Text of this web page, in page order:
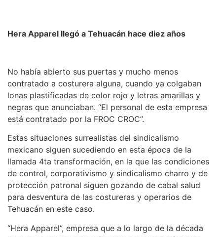
Hera Apparel llegó a Tehuacán hace diez años
No había abierto sus puertas y mucho menos
contratado a costurera alguna, cuando ya colgaban
lonas plastificadas de color rojo y letras amarillas y
negras que anunciaban. “El personal de esta empresa
está contratado por la FROC CROC”.
Estas situaciones surrealistas del sindicalismo
mexicano siguen sucediendo en esta época de la
llamada 4ta transformación, en la que las condiciones
de control, corporativismo y sindicalismo charro y de
protección patronal siguen gozando de cabal salud
para desventura de las costureras y operarios de
Tehuacán en este caso.
“Hera Apparel”, empresa que a lo largo de la década